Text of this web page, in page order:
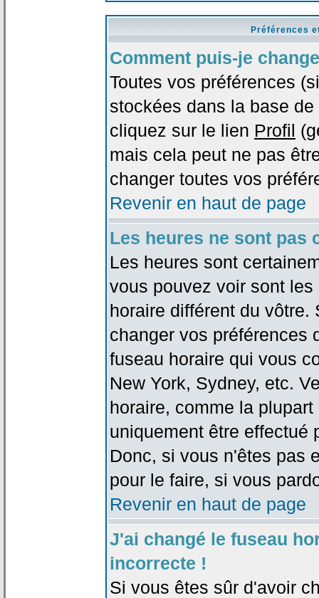
Préférences
Comment puis-je
Toutes vos préférences
stockées dans la base
cliquez sur le lien Profil
mais cela peut ne pas
changer toutes vos
Revenir en haut de page
Les heures ne sont pas
Les heures sont
vous pouvez voir sont
horaire différent du
changer vos préférences
fuseau horaire qui vous
New York, Sydney, etc.
horaire, comme la
uniquement être effectué
Donc, si vous n'êtes pas
pour le faire, si vous
Revenir en haut de page
J'ai changé le fuseau
incorrecte !
Si vous êtes sûr d'avoir